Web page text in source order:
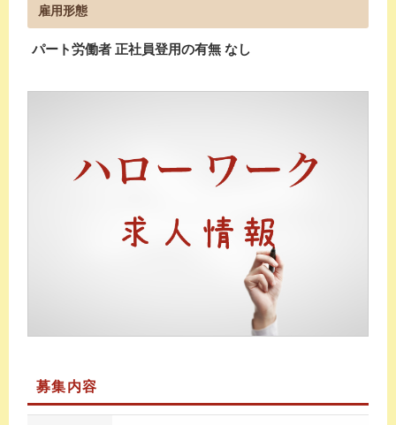
雇用形態
パート労働者 正社員登用の有無 なし
募集内容